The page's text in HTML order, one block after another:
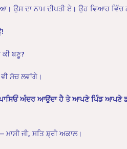
ਉਸ ਦਾ ਨਾਮ ਦੀਪਤੀ ਏ। ਉਹ ਵਿਆਹ
ਕੀ ਬਣੂ?
ਸੋਚ ਲਵਾਂਗੇ।
ਅੰਦਰ ਆਉਂਦਾ ਹੈ ਤੇ ਆਪਣੇ ਪਿੰਡ ਆਪਣੇ
ਜੀ, ਸਤਿ ਸ਼੍ਰੀ ਅਕਾਲ।